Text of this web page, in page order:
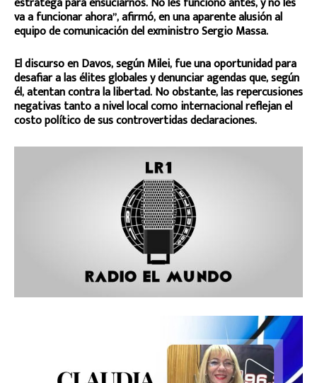
va a funcionar ahora”, afirmó, en una aparente alusión al
equipo de comunicación del exministro Sergio Massa.
El discurso en Davos, según Milei, fue una oportunidad para
desafiar a las élites globales y denunciar agendas que, según
él, atentan contra la libertad. No obstante, las repercusiones
negativas tanto a nivel local como internacional reflejan el
costo político de sus controvertidas declaraciones.